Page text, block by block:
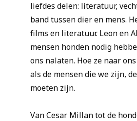
liefdes delen: literatuur,
band tussen dier en mens.
films en literatuur. Leon en
mensen honden nodig
ons nalaten. Hoe ze naar
als de mensen die we zijn,
moeten zijn.
Van Cesar Millan tot de